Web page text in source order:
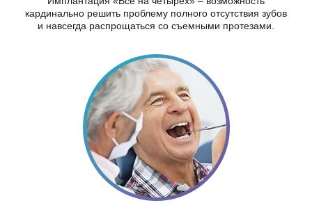
кардинально решить проблему полного отсутствия зубов
и навсегда распрощаться со съемными протезами.